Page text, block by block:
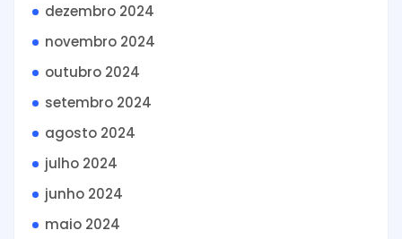
dezembro 2024
novembro 2024
outubro 2024
setembro 2024
agosto 2024
julho 2024
junho 2024
maio 2024